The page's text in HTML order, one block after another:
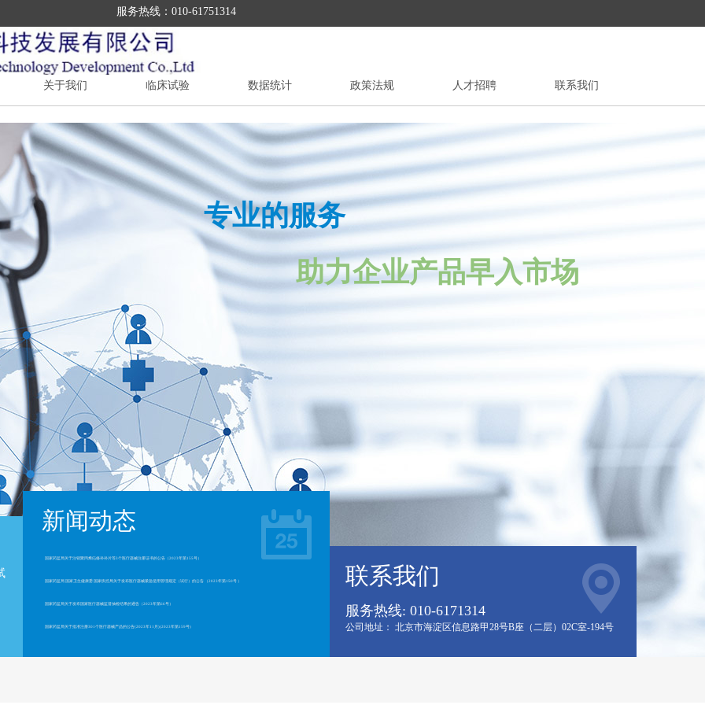
服务热线：010-61751314
关于我们 临床试验 数据统计 政策法规 人才招聘 联系我们
新闻动态
联系我们
专业的服务
助力企业产品早入市场
国家药监局关于注销聚丙烯疝修补补片等3个医疗器械注册证书的公告（2023年第155号）
国家药监局 国家卫生健康委 国家疾控局关于发布医疗器械紧急使用管理规定（试行）的公告 （2023年第150号 ）
国家药监局关于发布国家医疗器械监督抽检结果的通告（2023年第66号）
国家药监局关于批准注册301个医疗器械产品的公告(2023年11月)(2023年第159号)
服务热线: 010-6171314
公司地址： 北京市海淀区信息路甲28号B座（二层）02C室-194号